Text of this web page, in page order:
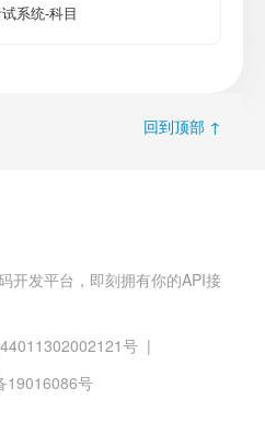
系统-科目
回到顶部 ↑
开发平台，即刻拥有你的API接
号 |
19016086号